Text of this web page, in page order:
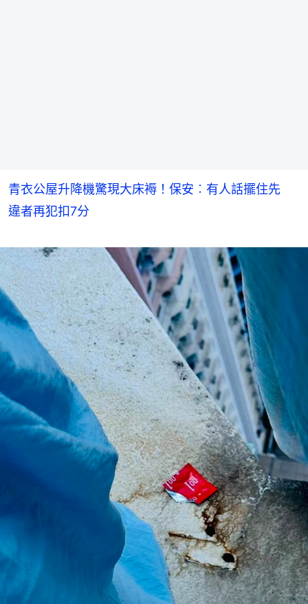
青衣公屋升降機驚現大床褥！保安︰有人話擺住先
違者再犯扣7分